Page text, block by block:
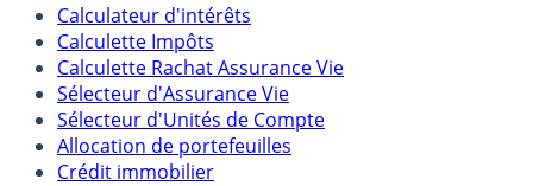
Calculateur d'intérêts
Calculette Impôts
Calculette Rachat Assurance Vie
Sélecteur d'Assurance Vie
Sélecteur d'Unités de Compte
Allocation de portefeuilles
Crédit immobilier